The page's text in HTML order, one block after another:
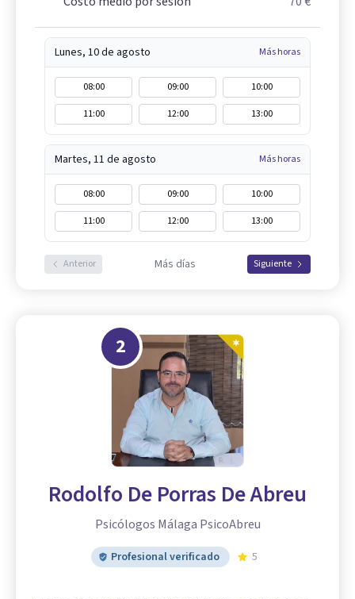
Lunes, 10 de agosto Más horas
08:00 09:00
10:00
11:00
12:00 13:00
Martes, 11 de agosto Más horas
08:00 09:00
10:00
11:00
12:00 13:00
Anterior Más días Siguiente
2
Rodolfo De Porras De Abreu
Psicólogos Málaga PsicoAbreu
Profesional verificado 5